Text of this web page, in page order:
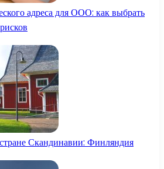
адреса для ООО: как выбрать
Скандинавии: Финляндия